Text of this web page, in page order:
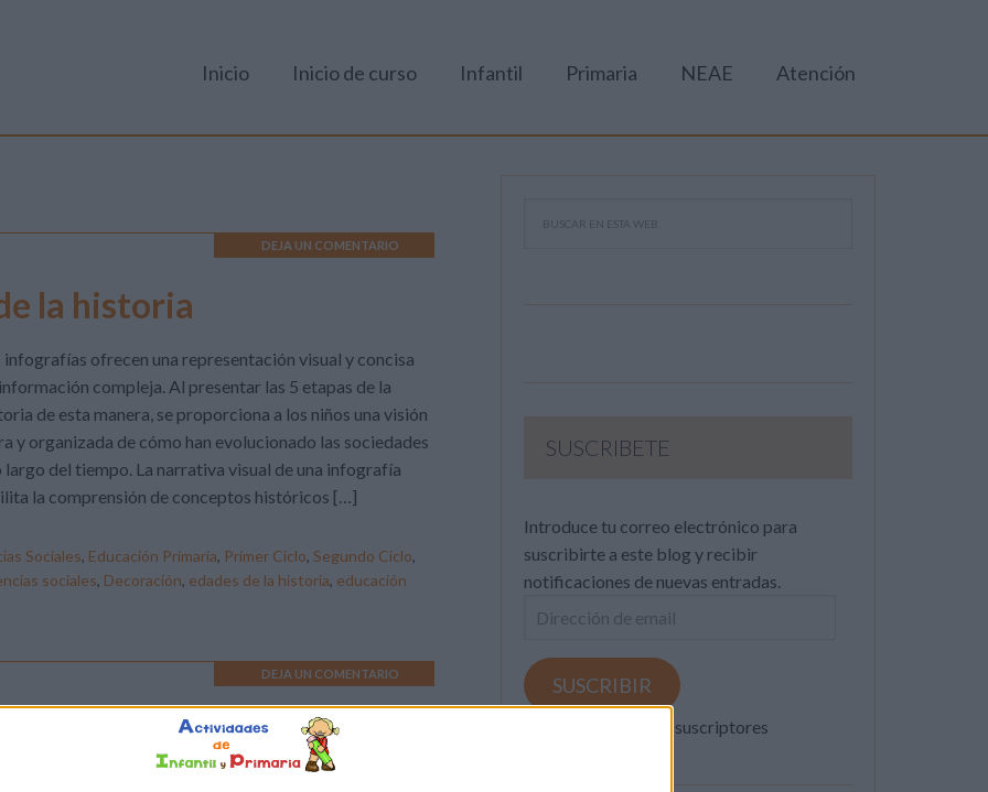
Inicio Inicio de curso Infantil Primaria NEAE Atención
DEJA UN COMENTARIO
la historia
infografías ofrecen una representación visual y concisa
compleja. Al presentar las 5 etapas de la
de esta manera, se proporciona a los niños una visión
y organizada de cómo han evolucionado las sociedades
largo del tiempo. La narrativa visual de una infografía
la comprensión de conceptos históricos […]
Sociales, Educación Primaria, Primer Ciclo, Segundo Ciclo,
sociales, Decoración, edades de la historia, educación
DEJA UN COMENTARIO
de la historia
SUSCRIBETE
Introduce tu correo electrónico para
suscribirte a este blog y recibir
notificaciones de nuevas entradas.
Dirección
email
SUSCRIBIR
Únete a otros 371K suscriptores